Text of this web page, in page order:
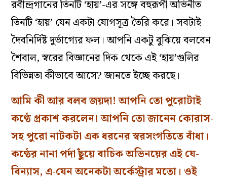
রবীন্দ্রগানের তিনটি ‘হায়’-এর সঙ্গে বহুরূপী অভিনীত
তিনটি ‘হায়’ যেন একটা যোগসূত্র তৈরি করে। সবটাই
দৈবনির্দিষ্ট দুর্ভাগ্যের ফল। আপনি একটু বুঝিয়ে বলবেন
শৈবাল, স্বরের বিজ্ঞানের দিক থেকে এই ‘হায়’গুলির
বিভিন্নতা কীভাবে আসে? জানতে ইচ্ছে করছে।
আমি কী আর বলব জয়দা! আপনি তো পুরোটাই
কণ্ঠে প্রকাশ করলেন! আপনি তো জানেন কোরাস-
সহ পুরো নাটকটা এক ধরনের স্বরসংগতিতে বাঁধা।
কণ্ঠের নানা পর্দা ছুঁয়ে বাচিক অভিনয়ের এই যে-
বিন্যাস, এ-যেন অনেকটা অর্কেস্ট্রার মতো। ওই